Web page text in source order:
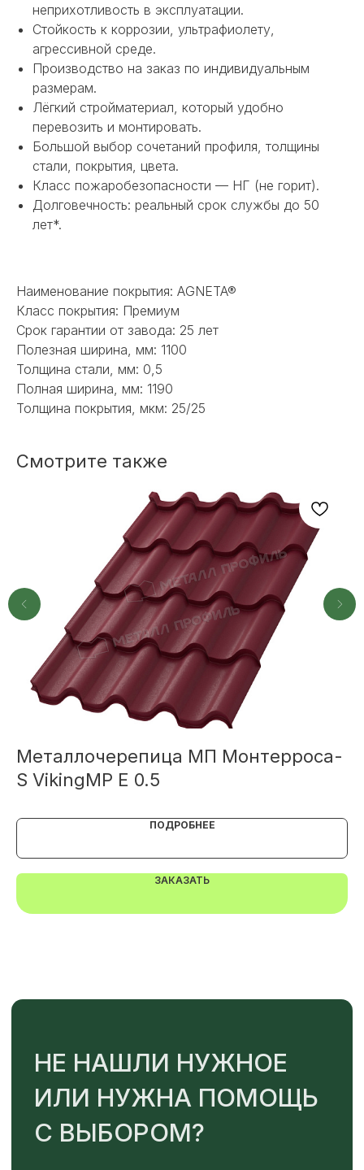
неприхотливость в эксплуатации.
Стойкость к коррозии, ультрафиолету,
агрессивной среде.
Производство на заказ по индивидуальным
размерам.
Лёгкий стройматериал, который удобно
перевозить и монтировать.
Большой выбор сочетаний профиля, толщины
стали, покрытия, цвета.
Класс пожаробезопасности — НГ (не горит).
Долговечность: реальный срок службы до 50
лет*.
Наименование покрытия: AGNETA®
Класс покрытия: Премиум
Срок гарантии от завода: 25 лет
Полезная ширина, мм: 1100
Толщина стали, мм: 0,5
Полная ширина, мм: 1190
Толщина покрытия, мкм: 25/25
Смотрите также
Металлочерепица МП Монтерроса-
S VikingMP E 0.5
ПОДРОБНЕЕ
ЗАКАЗАТЬ
С ВЫБОРОМ?
Или напишите нам напрямую
Наш менеджер готов ответить на
все вопросы. Свяжитесь по
телефону или заполните форму для
индивидуального подбора.
ОТПРАВИТЬ
MAX
TELEGRAM